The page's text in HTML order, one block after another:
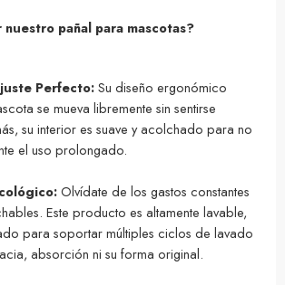
pañal para mascotas?
Perfecto:Su diseño ergonómico
se mueva libremente sin sentirse
su interior es suave y acolchado para no
el uso prolongado.
Olvídate de los gastos constantes
Este producto es altamente lavable,
para soportar múltiples ciclos de lavado
absorción ni su forma original.